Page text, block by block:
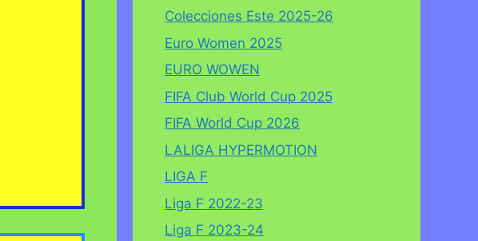
Colecciones Este 2025-26
Euro Women 2025
EURO WOWEN
FIFA Club World Cup 2025
FIFA World Cup 2026
LALIGA HYPERMOTION
LIGA F
Liga F 2022-23
Liga F 2023-24